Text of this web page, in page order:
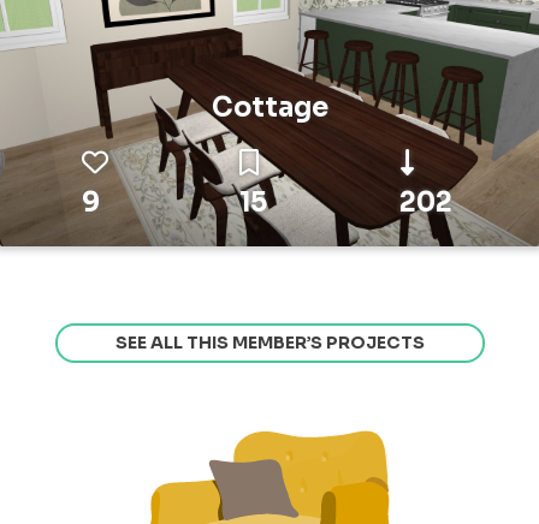
Cottage
9 15 202
SEE ALL THIS MEMBER’S PROJECTS